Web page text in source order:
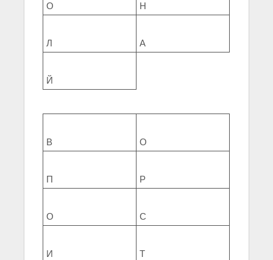
О Н
Л А
Й
В О
П Р
О С
И Т